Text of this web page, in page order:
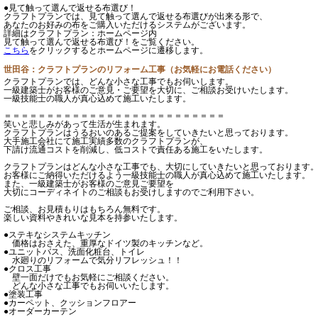
●見て触って選んで返せる布選び！
クラフトプランでは、見て触って選んで返せる布選びが出来る形で、
あなたのお好みの布をご購入いただけるシステムがございます。
詳細はクラフトプラン：ホームページ内
見て触って選んで返せる布選び！をご覧ください。
こちら をクリックするとホームページに遷移します。
世田谷：クラフトプランのリフォーム工事（お気軽にお電話ください）
クラフトプランでは、どんな小さな工事でもお伺いします。
一級建築士がお客様のご意見・ご要望を大切に、ご相談お受けいたします。
一級技能士の職人が真心込めて施工いたします。
＝＝＝＝＝＝＝＝＝＝＝＝＝＝＝＝＝＝＝＝＝＝＝＝＝＝
笑いと悲しみがあって生活が生まれます。
クラフトプランはうるおいのあるご提案をしていきたいと思っております。
大手施工会社にて施工実績多数のクラフトプランが、
下請け流通コストを削減し、低コストで責任ある施工をいたします。
クラフトプランはどんな小さな工事でも、大切にしていきたいと思っております。
お客様にご納得いただけるよう一級技能士の職人が真心込めて施工いたします。
また、一級建築士がお客様のご意見ご要望を
大切にコーディネイトのご相談もお受けしますのでご利用下さい。
ご相談、お見積もりはもちろん無料です。
楽しい資料やきれいな見本を持参いたします。
●ステキなシステムキッチン
価格はおさえた、重厚なドイツ製のキッチンなど。
●ユニットバス、洗面化粧台、トイレ
水廻りのリフォームで気分リフレッシュ！！
●クロス工事
壁一面だけでもお気軽にご相談ください。
どんな小さな工事でもお伺いいたします。
●塗装工事
●カーペット、クッションフロアー
●オーダーカーテン